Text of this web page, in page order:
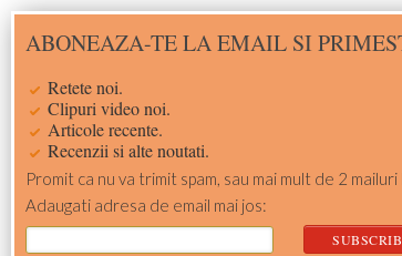
Skip
to
Skip
to
Skip
to
Skip
to
ACASA
ABONEAZA-TE LA EMAIL SI
Retete noi.
Clipuri video noi.
Articole recente.
Recenzii si alte noutati.
Promit ca nu va trimit spam, sau mai mult de 2 mailuri
Adaugati adresa de email mai jos: